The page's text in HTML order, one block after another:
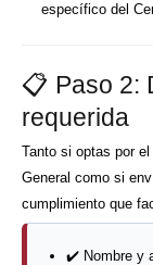
específico del
📋 Paso 2:
requerida
Tanto si optas por
General como si
cumplimiento que
✔️ Nombre y